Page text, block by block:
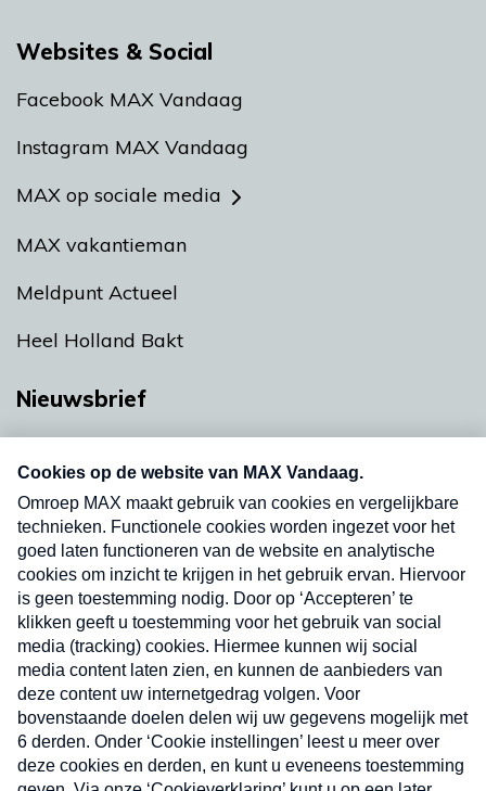
Websites & Social
Facebook MAX Vandaag
Instagram MAX Vandaag
MAX op sociale media
MAX vakantieman
Meldpunt Actueel
Heel Holland Bakt
Nieuwsbrief
nieuwsbrief. Elke vrijdag- en dinsdagochtend in
uw mailbox.
Verzend
Nieuwsbrief